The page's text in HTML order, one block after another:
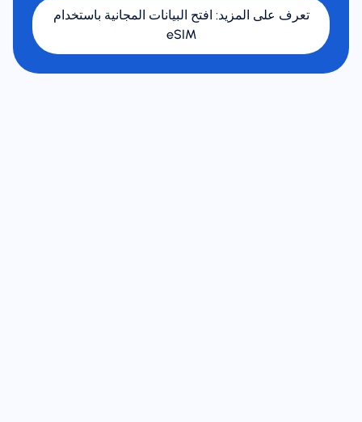
تعرف على المزيد: افتح البيانات المجانية باستخدام
eSIM